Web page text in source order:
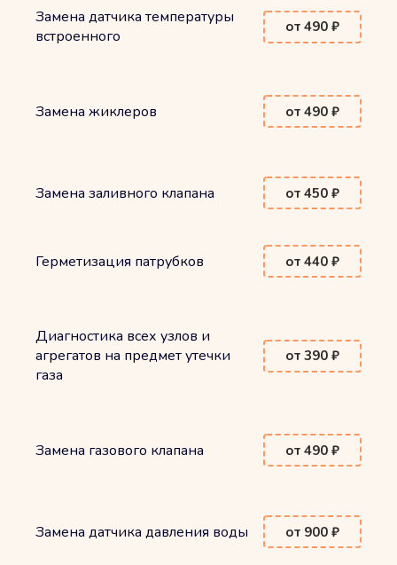
Замена датчика температуры
встроенного
от 490 ₽
Замена жиклеров от 490 ₽
Замена заливного клапана от 450 ₽
Герметизация патрубков от 440 ₽
Диагностика всех узлов и
агрегатов на предмет утечки
газа
от 390 ₽
Замена газового клапана от 490 ₽
Замена датчика давления воды от 900 ₽